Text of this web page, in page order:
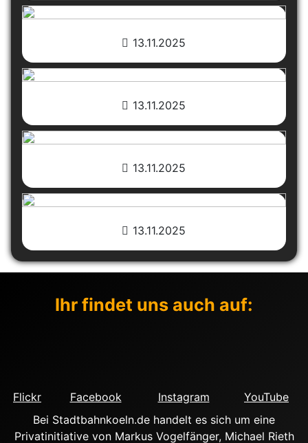
13.11.2025
13.11.2025
13.11.2025
13.11.2025
Ihr findet uns auch auf:
Flickr Facebook Instagram
YouTube
Bei Stadtbahnkoeln.de handelt es sich um eine
Privatinitiative von Markus Vogelfänger, Michael Rieth